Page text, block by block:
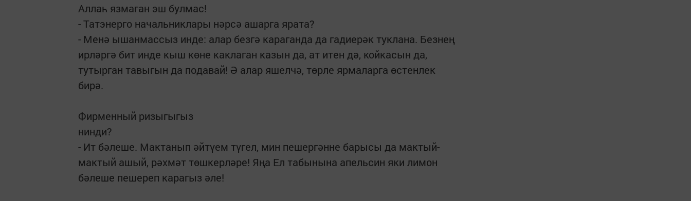
Аллаһ язмаган эш булмас!
- Татэнерго начальниклары нәрсә ашарга ярата?
- Менә ышанмассыз инде: алар безгә караганда да гадиерәк туклана. Безнең
ирләргә бит инде кыш көне каклаган казын да, ат итен дә, койкасын да,
тутырган тавыгын да подавай! Ә алар яшелчә, төрле ярмаларга өстенлек
бирә.
Фирменный ризыгыгыз
нинди?
- Ит бәлеше. Мактанып әйтүем түгел, мин пешергәнне барысы да мактый-
мактый ашый, рәхмәт төшкерләре! Яңа Ел табынына апельсин яки лимон
бәлеше пешереп карагыз әле!